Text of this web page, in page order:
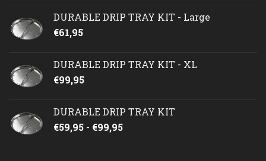
DURABLE DRIP TRAY KIT - Large
€61,95
DURABLE DRIP TRAY KIT - XL
€99,95
DURABLE DRIP TRAY KIT
€59,95 - €99,95Prijsklasse: